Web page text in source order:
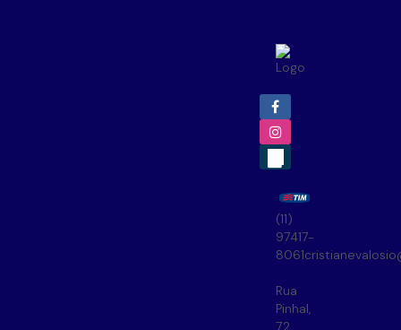
(11)
97417-
8061
Rua
Pinhal,